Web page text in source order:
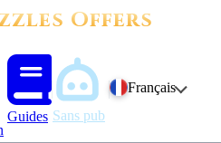
Offers
Guides Sans pub
Français